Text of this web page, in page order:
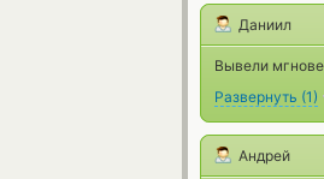
Даниил
Вывели
Развернуть (1)
Андрей